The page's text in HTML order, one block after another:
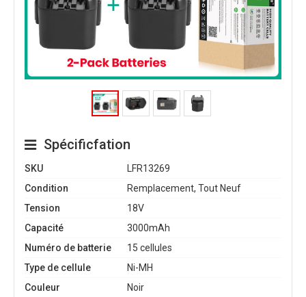
Spécificfation
SKU
LFR13269
Condition
Remplacement, Tout Neuf
Tension
18V
Capacité
3000mAh
Numéro de batterie
15 cellules
Type de cellule
Ni-MH
Couleur
Noir